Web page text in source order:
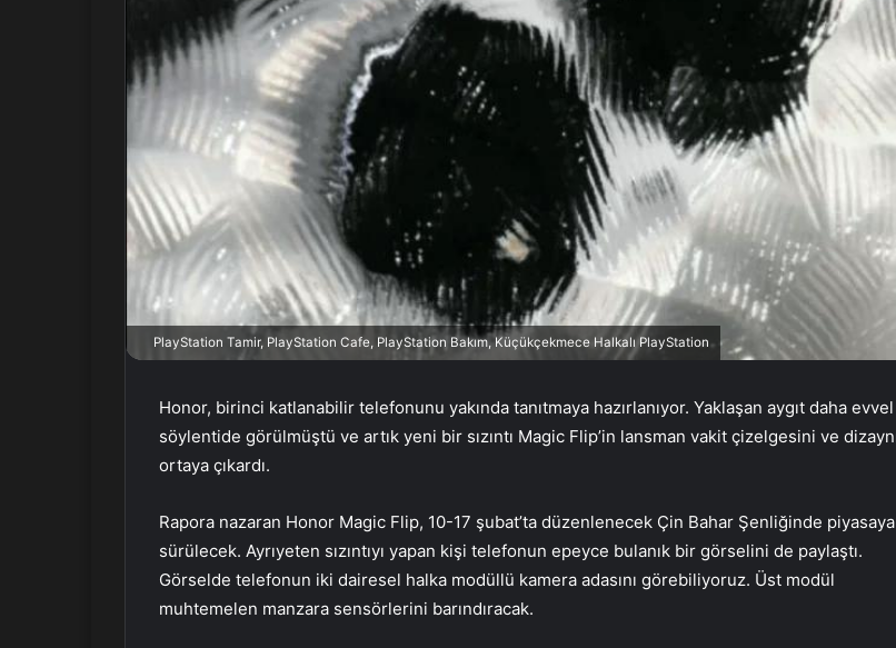
m
k
PlayStation Tamir, PlayStation Cafe, PlayStation Bakım, Küçükçekmece Halkalı PlayStation
Honor, birinci katlanabilir telefonunu yakında tanıtmaya hazırlanıyor. Yaklaşan aygıt daha
söylentide görülmüştü ve artık yeni bir sızıntı Magic Flip’in lansman vakit çizelgesini ve
ortaya çıkardı.
Rapora nazaran Honor Magic Flip, 10-17 şubat’ta düzenlenecek Çin Bahar Şenliğinde piyasaya
sürülecek. Ayrıyeten sızıntıyı yapan kişi telefonun epeyce bulanık bir görselini de paylaştı.
Görselde telefonun iki dairesel halka modüllü kamera adasını görebiliyoruz. Üst modül
muhtemelen manzara sensörlerini barındıracak.